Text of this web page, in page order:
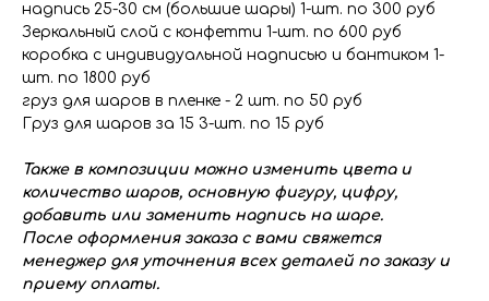
надпись 25-30 см (большие шары) 1-шт. по 300 руб
Зеркальный слой с конфетти 1-шт. по 600 руб
коробка с индивидуальной надписью и бантиком 1-
шт. по 1800 руб
груз для шаров в пленке - 2 шт. по 50 руб
Груз для шаров за 15 3-шт. по 15 руб
Также в композиции можно изменить цвета и
количество шаров, основную фигуру, цифру,
добавить или заменить надпись на шаре.
После оформления заказа с вами свяжется
менеджер для уточнения всех деталей по заказу и
приему оплаты.